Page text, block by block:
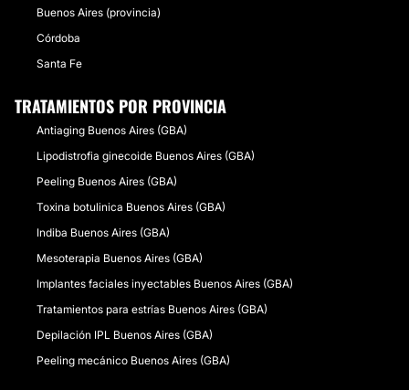
Buenos Aires (provincia)
Córdoba
Santa Fe
TRATAMIENTOS POR PROVINCIA
Antiaging Buenos Aires (GBA)
Lipodistrofia ginecoide Buenos Aires (GBA)
Peeling Buenos Aires (GBA)
Toxina botulinica Buenos Aires (GBA)
Indiba Buenos Aires (GBA)
Mesoterapia Buenos Aires (GBA)
Implantes faciales inyectables Buenos Aires (GBA)
Tratamientos para estrías Buenos Aires (GBA)
Depilación IPL Buenos Aires (GBA)
Peeling mecánico Buenos Aires (GBA)